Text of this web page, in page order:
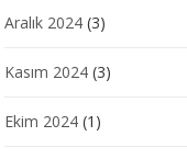
Aralık 2024 (3)
Kasım 2024 (3)
Ekim 2024 (1)